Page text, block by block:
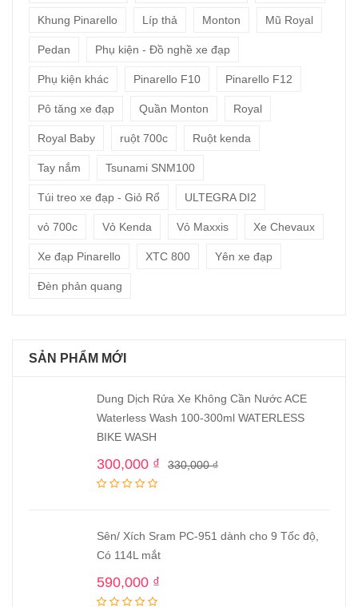
Khung Pinarello Líp thả Monton Mũ Royal
Pedan Phụ kiện - Đồ nghề xe đạp
Phụ kiện khác Pinarello F10 Pinarello F12
Pô tăng xe đạp Quần Monton Royal
Royal Baby ruột 700c Ruột kenda
Tay nắm Tsunami SNM100
Túi treo xe đạp - Giỏ Rổ ULTEGRA DI2
vỏ 700c Vỏ Kenda Vỏ Maxxis Xe Chevaux
Xe đạp Pinarello XTC 800 Yên xe đạp
Đèn phản quang
SẢN PHẨM MỚI
Dung Dịch Rửa Xe Không Cần Nước ACE
Waterless Wash 100-300ml WATERLESS
BIKE WASH
330,000₫
300,000 ₫
Sên/ Xích Sram PC-951 dành cho 9 Tốc độ,
Có 114L mắt
590,000 ₫